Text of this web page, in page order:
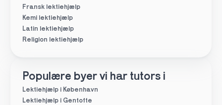
Fransk lektiehjælp
Kemi lektiehjælp
Latin lektiehjælp
Religion lektiehjælp
Populære byer vi har tutors i
Lektiehjælp i København
Lektiehjælp i Gentofte